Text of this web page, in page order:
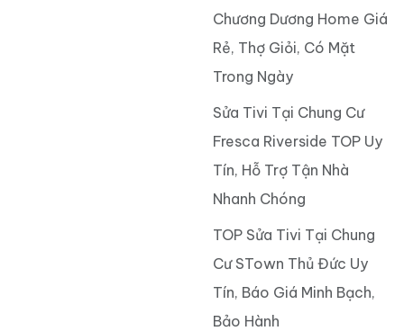
Chương Dương Home Giá
Rẻ, Thợ Giỏi, Có Mặt
Trong Ngày
Sửa Tivi Tại Chung Cư
Fresca Riverside TOP Uy
Tín, Hỗ Trợ Tận Nhà
Nhanh Chóng
TOP Sửa Tivi Tại Chung
Cư STown Thủ Đức Uy
Tín, Báo Giá Minh Bạch,
Bảo Hành